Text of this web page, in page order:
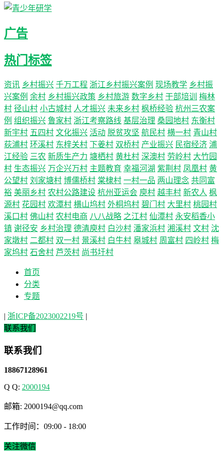
广告
热门标签
资讯 乡村振兴 千万工程 浙江乡村振兴案例 现场教学 乡村振
兴案例 余村 乡村振兴政策 乡村旅游 数字乡村 干部培训
梅林
村 径山村 小古城村 人才振兴 未来乡村 枫桥经验 杭州三农案
例 组织振兴 鲁家村 浙江考察路线 基层治理 桑园地村 东衡村
新宇村 五四村 文化振兴 活动 脱贫攻坚 航民村 横一村 青山村
荻浦村 环溪村 东梓关村 下姜村 双桥村 产业振兴 民宿经济 浦
江经验 三农 新质生产力 塘栖村 黄杜村 深澳村 劳岭村 大竹园
村 生态振兴 万企兴万村 主题教育 幸福河湖 紫荆村 凤凰村 黄
公望村 刘家塘村 博儒桥村 棠棣村 一村一品 两山理念 共同富
裕 美丽乡村 农村公路建设 杭州亚运会 庾村 越丰村 新农人 枫
源村 花园村 欢潭村 横山坞村 外桐坞村 碧门村 大里村 桃园村
溪口村 佛山村 农村电商 八八战略 之江村 仙潭村 永安稻香小
镇 谢径安 乡村治理 德清庾村 白沙村 潘家浜村 湘溪村 文村 沈
家墩村 二都村 双一村 景溪村 白牛村 皋城村 周富村 四岭村 梅
家坞村 石舍村 芦茨村 尚书圩村
首页
分类
专题
| 浙ICP备2023002219号 |
联系我们
联系我们
18867128961
Q Q: 2000194
邮箱: 2000194@qq.com
工作时间：09:00 - 18:00
关注微信